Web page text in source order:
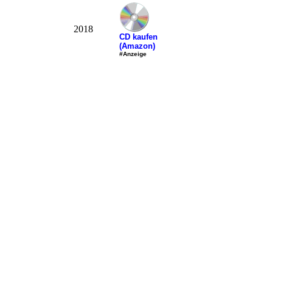
2018
CD kaufen
(Amazon)
#Anzeige